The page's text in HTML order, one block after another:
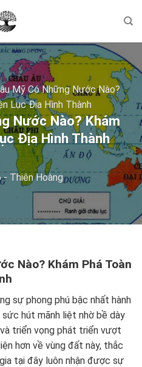
Mỹ Có Những Nước Nào?
Lục Địa Hình Thành
Nước Nào? Khám
Địa Hình Thành
- Thiên Hoàng
Nào? Khám Phá Toàn
sự phong phú bậc nhất hành
sức hút mãnh liệt nhờ bề dày
triển vọng phát triển vượt
hơn về vùng đất này, thắc
tại đây luôn nhận được sự